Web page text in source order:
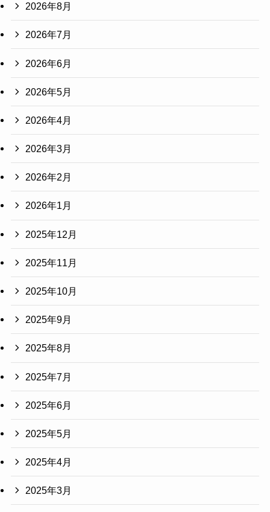
2026年8月
2026年7月
2026年6月
2026年5月
2026年4月
2026年3月
2026年2月
2026年1月
2025年12月
2025年11月
2025年10月
2025年9月
2025年8月
2025年7月
2025年6月
2025年5月
2025年4月
2025年3月